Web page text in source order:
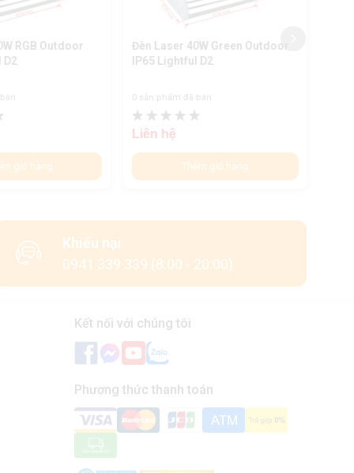
RGB Outdoor
D2
giỏ hàng
Đèn Laser 40W Green Outdoor
IP65 Lightful D2
0 sản phẩm đã bán
Liên hệ
Thêm giỏ hàng
Khiếu nại
0941 339 339 (8:00 - 20:00)
Kết nối với chúng tôi
Phương thức thanh toán